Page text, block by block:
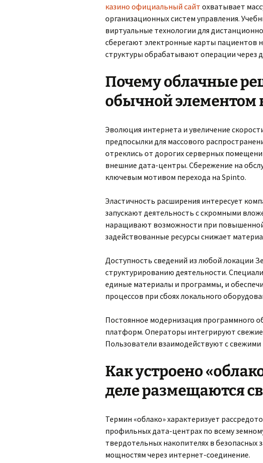
казино официальный сайт охватывает
организационных систем управления.
виртуальные технологии для
сберегают электронные карты пациентов
структуры обрабатывают операции через
Почему облачные
обычной элементом
Эволюция интернета и увеличение
предпосылки для массового
отреклись от дорогих серверных
внешние дата-центры. Сбережение на
ключевым мотивом перехода на Spinto.
Эластичность расширения интересует
запускают деятельность с скромными
наращивают возможности при повышенной
задействованные ресурсы снижает
Доступность сведений из любой локации
структурированию деятельности.
единые материалы и программы, и
процессов при сбоях локального
Постоянное модернизация программного
платформ. Операторы интегрируют
Пользователи взаимодействуют с
Как устроено
деле размещаются
Термин «облако» характеризует
профильных дата-центрах по всему
твердотельных накопителях в безопасных
мощностям через интернет-соединение.